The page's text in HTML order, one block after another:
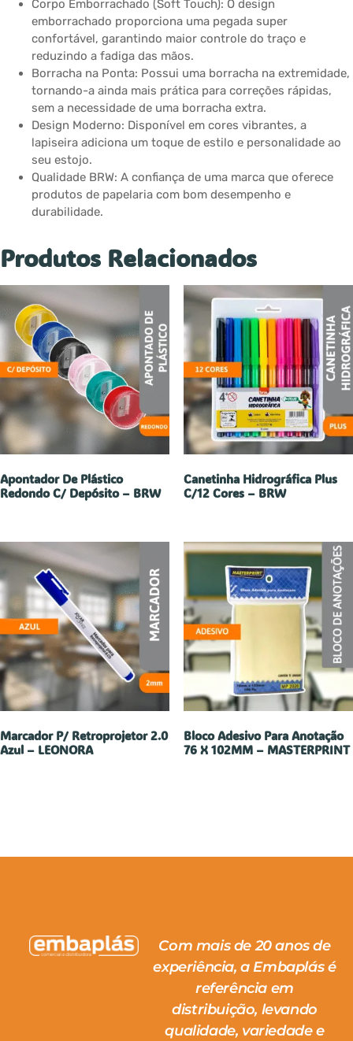
Corpo Emborrachado (Soft Touch): O design
emborrachado proporciona uma pegada super
confortável, garantindo maior controle do traço e
reduzindo a fadiga das mãos.
Borracha na Ponta: Possui uma borracha na extremidade,
tornando-a ainda mais prática para correções rápidas,
sem a necessidade de uma borracha extra.
Design Moderno: Disponível em cores vibrantes, a
lapiseira adiciona um toque de estilo e personalidade ao
seu estojo.
Qualidade BRW: A confiança de uma marca que oferece
produtos de papelaria com bom desempenho e
durabilidade.
Produtos Relacionados
Apontador De Plástico
Redondo C/ Depósito – BRW
Canetinha Hidrográfica Plus
C/12 Cores – BRW
Marcador P/ Retroprojetor 2.0
Azul – LEONORA
Bloco Adesivo Para Anotação
76 X 102MM – MASTERPRINT
Com mais de 20 anos de
experiência, a Embaplás é
referência em
distribuição, levando
qualidade, variedade e